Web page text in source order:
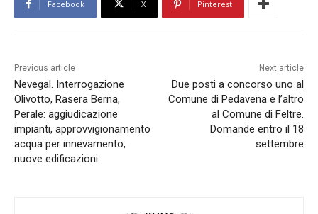
Facebook X Pinterest
Previous article
Nevegal. Interrogazione
Olivotto, Rasera Berna,
Perale: aggiudicazione
impianti, approvvigionamento
acqua per innevamento,
nuove edificazioni
Next article
Due posti a concorso uno al
Comune di Pedavena e l’altro
al Comune di Feltre.
Domande entro il 18
settembre